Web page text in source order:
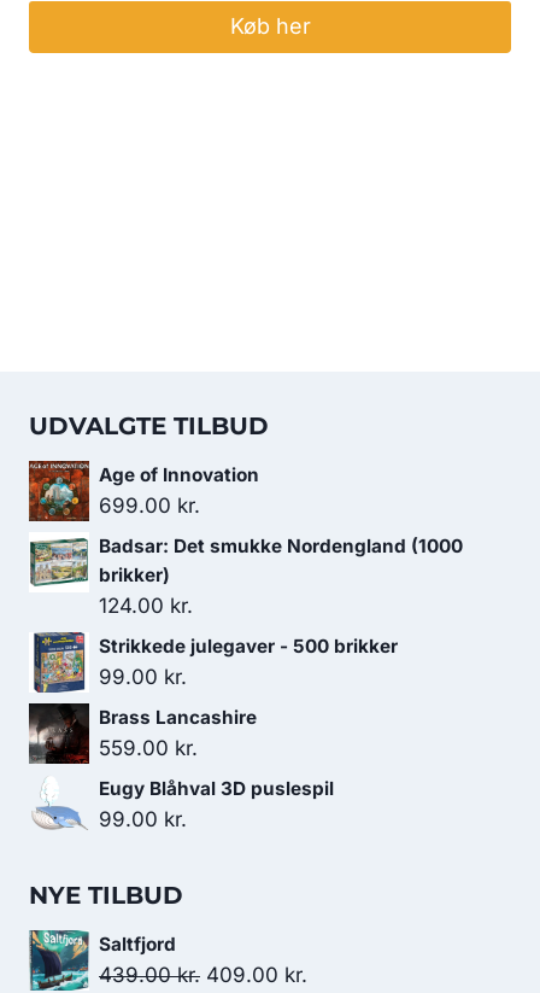
Køb her
UDVALGTE TILBUD
Age of Innovation
699.00 kr.
Badsar: Det smukke Nordengland (1000
brikker)
124.00 kr.
Strikkede julegaver - 500 brikker
99.00 kr.
Brass Lancashire
559.00 kr.
Eugy Blåhval 3D puslespil
99.00 kr.
NYE TILBUD
Saltfjord
439.00kr. Den
409.00 kr.